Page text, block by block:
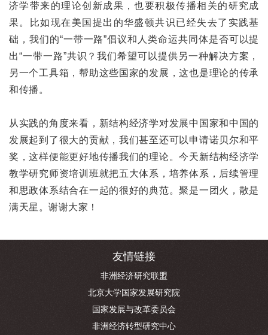
济学带来的理论创新成果，也要积极传播相关的研究成
果。比如现在美国提出的华盛顿共识已经失去了实践基
础，我们的“一带一路”倡议和人类命运共同体是否可以提
出“一带一路”共识？我们希望可以提供另一种解决方案，
另一个工具箱，帮助这些国家的发展，这也是理论的传承
和传播。
从实践的角度来看，新结构经济学对发展中国家和中国的
发展起到了很大的贡献，我们甚至还可以申请诺贝尔和平
奖，这样便能更好地传播我们的理论。今天新结构经济学
教学研究师资培训班就把五大体系，培养体系，后续管理
和思政体系结合在一起的很好的典范。聚是一团火，散是
满天星。谢谢大家！
友情链接
非洲经济研究联盟
北京大学国家发展研究院
国家发展与改革委员会
非洲经济转型研究中心